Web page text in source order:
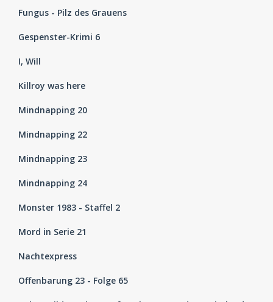
Fungus - Pilz des Grauens
Gespenster-Krimi 6
I, Will
Killroy was here
Mindnapping 20
Mindnapping 22
Mindnapping 23
Mindnapping 24
Monster 1983 - Staffel 2
Mord in Serie 21
Nachtexpress
Offenbarung 23 - Folge 65